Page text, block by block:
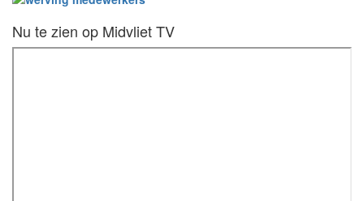
Nu te zien op Midvliet TV